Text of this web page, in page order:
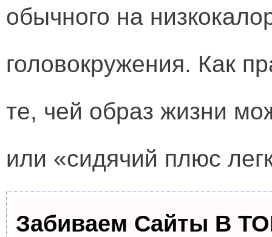
обычного на
головокружения. Как
те, чей образ жизни
или «сидячий плюс
Забиваем Сайты В